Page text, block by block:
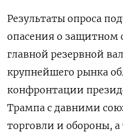
Результаты опроса
опасения о защитном
главной резервной
крупнейшего рынка
конфронтации
Трампа с давними
торговли и обороны,